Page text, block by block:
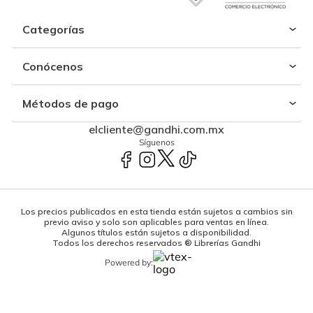
Categorías
Conócenos
Métodos de pago
elcliente@gandhi.com.mx
Síguenos
Los precios publicados en esta tienda están sujetos a cambios sin
previo aviso y solo son aplicables para ventas en línea.
Algunos títulos están sujetos a disponibilidad.
Todos los derechos reservados ® Librerías Gandhi
Powered by: